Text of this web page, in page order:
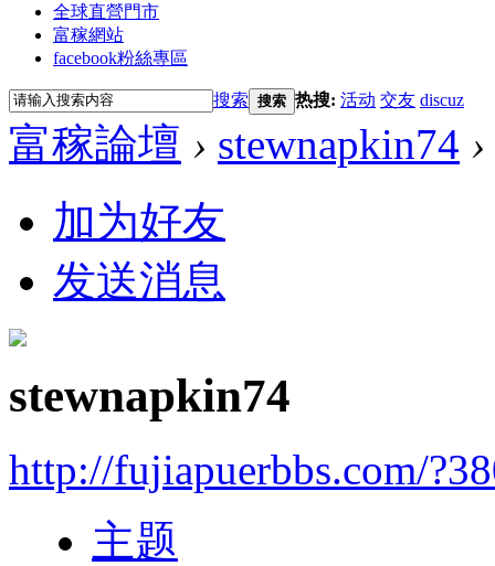
全球直營門市
富稼網站
facebook粉絲專區
搜索 搜索 热搜: 活动 交友 discuz
富稼論壇 › stewnapkin74 ›
加为好友
发送消息
stewnapkin74
http://fujiapuerbbs.com/
主题